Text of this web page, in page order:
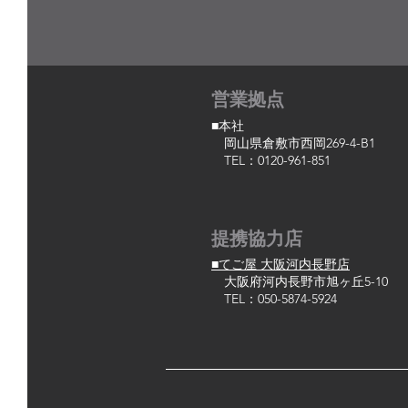
営業拠点
■本社
岡山県倉敷市西岡269-4-B1
TEL：0120-961-851
提携協力店
■てご屋 大阪河内長野店
大阪府河内長野市旭ヶ丘5-10
TEL：050-5874-5924